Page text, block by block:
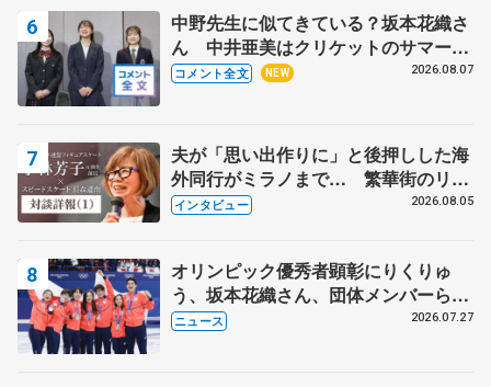
中野先生に似てきている？坂本花織さ
ん 中井亜美はクリケットのサマーキ
ャンプに 島田麻央はたくさん試合に
コメント全文 NEW 2026.08.07
夫が「思い出作りに」と後押しした海
外同行がミラノまで… 繁華街のリン
クでは不良のお兄さんも味方に 小林
インタビュー 2026.08.05
オリンピック優秀者顕彰にりくりゅ
う、坂本花織さん、団体メンバーら
8月7日に文科省が表彰式、ブルーノ・
ニュース 2026.07.27